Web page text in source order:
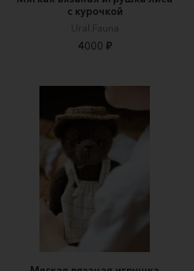
с курочкой
Ural.Fauna
4000 ₽